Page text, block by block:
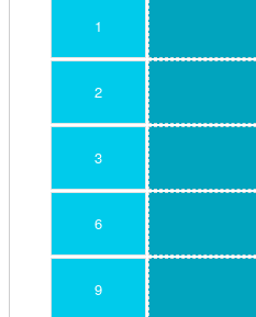
1
2
3
6
9